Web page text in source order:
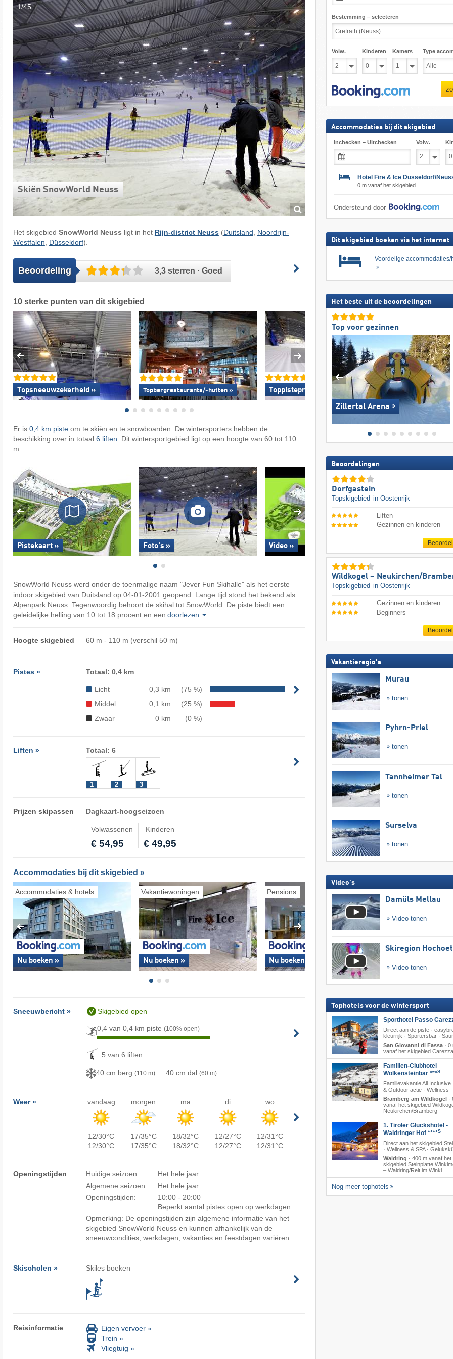
1/45
Skiën SnowWorld Neuss
Het skigebied SnowWorld Neuss ligt in het Rijn-district Neuss(Duitsland
Noordrijn-
Westfalen
Düsseldorf).
Beoordeling 3,3 sterren · Goed
10 sterke punten van dit skigebied
Topsneeuwzekerheid » Topbergrestaurants/-hutten » Toppistepreparatie » Top voor
Er is 0,4 km pisteom te skiën en te snowboarden. De wintersporters hebben de
beschikking over in totaal 6 liften . Dit wintersportgebied ligt op een hoogte van 60 tot 110
m.
Pistekaart » Foto's » Video »
SnowWorld Neuss werd onder de toenmalige naam "Jever Fun Skihalle" als het eerste
indoor skigebied van Duitsland op 04-01-2001 geopend. Lange tijd stond het bekend als
Alpenpark Neuss. Tegenwoordig behoort de skihal tot SnowWorld. De piste biedt een
geleidelijke helling van 10 tot 18 procent en een doorlezen
Hoogte skigebied 60 m - 110 m (verschil 50 m)
Pistes » Totaal: 0,4 km
Licht 0,3 km
(75 %)
Middel
0,1 km
(25 %)
Zwaar
0 km (0 %)
Liften » Totaal: 6
1 2 3
Prijzen skipassen Dagkaart-hoogseizoen
Volwassenen Kinderen
€ 54,95 € 49,95
Accommodaties bij dit skigebied »
Accommodaties & hotels
Nu boeken »
Vakantiewoningen
Nu boeken »
Pensions
Nu boeken »
Sneeuwbericht » Skigebied open
0,4 van 0,4 km piste(100% open)
5 van 6 liften
40 cm berg(110 m) 40 cm dal(60 m)
Weer » vandaag
12/30°C
12/30°C
morgen
17/35°C
17/35°C
ma
18/32°C
18/32°C
di
12/27°C
12/27°C
wo
12/31°C
12/31°C
Openingstijden Huidige seizoen:
Het hele jaar
Algemene seizoen:
Het hele jaar
Openingstijden:
10:00 - 20:00
Beperkt aantal pistes open op werkdagen
Opmerking: De openingstijden zijn algemene informatie van het
skigebied SnowWorld Neuss en kunnen afhankelijk van de
sneeuwcondities, werkdagen, vakanties en feestdagen variëren.
Skischolen » Skiles boeken
Reisinformatie
Eigen vervoer »
Trein »
Vliegtuig »
Bestemming – selecteren
Volw. Kinderen Kamers Type
Accommodaties bij dit skigebied
Inchecken – Uitchecken Volw.
Hotel Fire & Ice Düsseldorf/
0 m vanaf het skigebied
Ondersteund door
Dit skigebied boeken via het internet
Voordelige accommodaties/
Het beste uit de beoordelingen
Top voor gezinnen
Zillertal Arena
Beoordelingen
Dorfgastein
Topskigebied in Oostenrijk
Liften
Gezinnen en kinderen
Wildkogel – Neukirchen/​
Topskigebied in Oostenrijk
Gezinnen en kinderen
Beginners
Vakantieregio's
Murau
tonen
Pyhrn-Priel
tonen
Tannheimer Tal
tonen
Surselva
tonen
Video's
Damüls Mellau
Video tonen
Skiregion
Video tonen
Tophotels voor de wintersport
Sporthotel Passo
Direct aan de piste ·
kleurrijk · Sportersbar ·
San Giovanni di Fassa· 0
vanaf het skigebied Carezza
Familien-Clubhotel
Wolkensteinbär ***S
Familievakantie All Inclusive
& Outdoor actie · Wellness
Bramberg am Wildkogel ·
vanaf het skigebied
Neukirchen/​Bramberg
1. Tiroler Glückshotel •
Waidringer Hof ****S
Direct aan het skigebied
· Wellness & SPA ·
Waidring · 400 m vanaf het
skigebied Steinplatte
– Waidring/​Reit im Winkl
Nog meer tophotels